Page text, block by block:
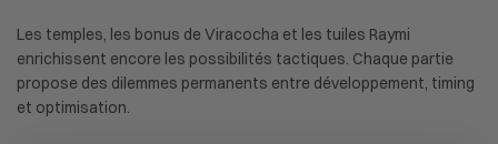
Les temples, les bonus de Viracocha et les tuiles Raymi
enrichissent encore les possibilités tactiques. Chaque partie
propose des dilemmes permanents entre développement, timing
et optimisation.